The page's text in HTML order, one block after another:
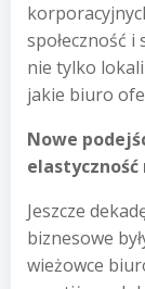
społeczność
nie tylko
jakie biuro
Nowe
Jeszcze
biznesowe
wieżowce